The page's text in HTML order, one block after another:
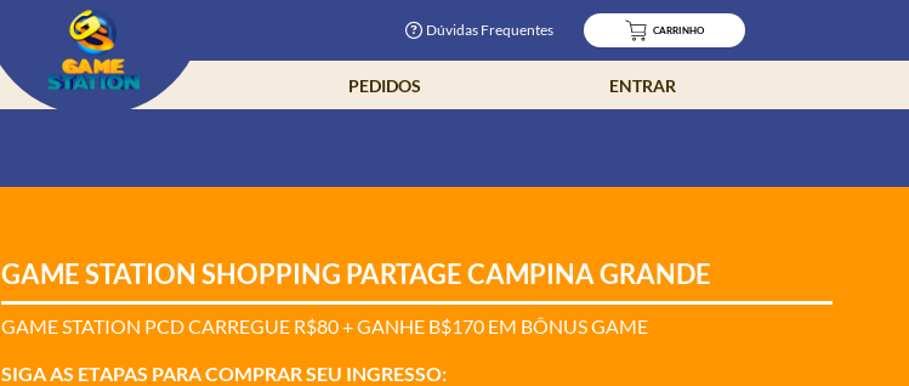
Dúvidas Frequentes CARRINHO
PEDIDOS ENTRAR
GAME STATION SHOPPING PARTAGE CAMPINA GRANDE
GAME STATION PCD CARREGUE R$80 + GANHE B$170 EM BÔNUS GAME
SIGA AS ETAPAS PARA COMPRAR SEU INGRESSO: